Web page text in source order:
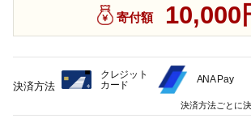
寄付額 10,000
決済方法
クレジット
カード
ANA Pay
決済方法ごとに